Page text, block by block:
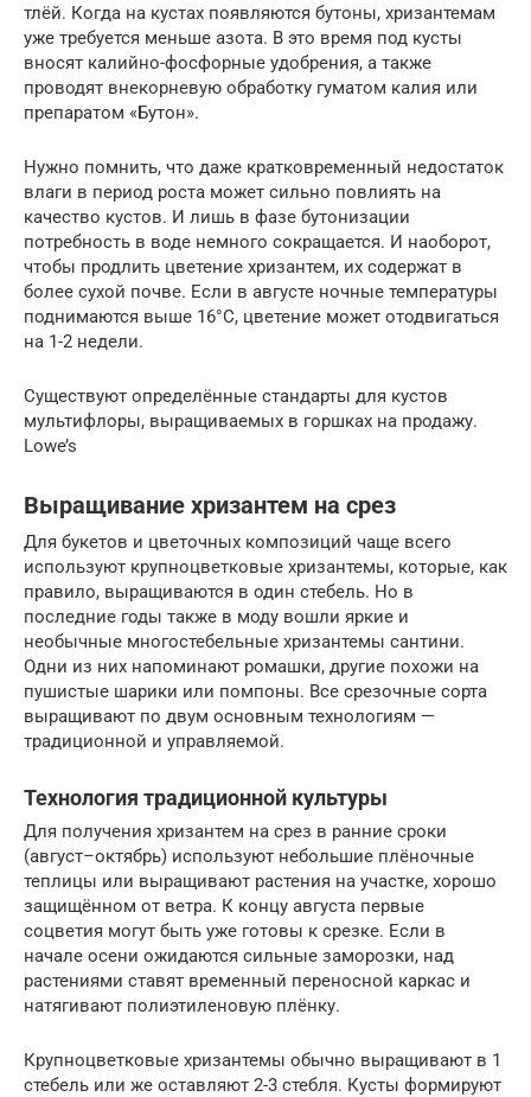
тлёй. Когда на кустах появляются бутоны, хризантемам
уже требуется меньше азота. В это время под кусты
вносят калийно-фосфорные удобрения, а также
проводят внекорневую обработку гуматом калия или
препаратом «Бутон».
Нужно помнить, что даже кратковременный недостаток
влаги в период роста может сильно повлиять на
качество кустов. И лишь в фазе бутонизации
потребность в воде немного сокращается. И наоборот,
чтобы продлить цветение хризантем, их содержат в
более сухой почве. Если в августе ночные температуры
поднимаются выше 16°С, цветение может отодвигаться
на 1-2 недели.
Существуют определённые стандарты для кустов
мультифлоры, выращиваемых в горшках на продажу.
Lowe’s
Выращивание хризантем на срез
Для букетов и цветочных композиций чаще всего
используют крупноцветковые хризантемы, которые, как
правило, выращиваются в один стебель. Но в
последние годы также в моду вошли яркие и
необычные многостебельные хризантемы сантини.
Одни из них напоминают ромашки, другие похожи на
пушистые шарики или помпоны. Все срезочные сорта
выращивают по двум основным технологиям —
традиционной и управляемой.
Технология традиционной культуры
Для получения хризантем на срез в ранние сроки
(август–октябрь) используют небольшие плёночные
теплицы или выращивают растения на участке, хорошо
защищённом от ветра. К концу августа первые
соцветия могут быть уже готовы к срезке. Если в
начале осени ожидаются сильные заморозки, над
растениями ставят временный переносной каркас и
натягивают полиэтиленовую плёнку.
Крупноцветковые хризантемы обычно выращивают в 1
стебель или же оставляют 2-3 стебля. Кусты формируют